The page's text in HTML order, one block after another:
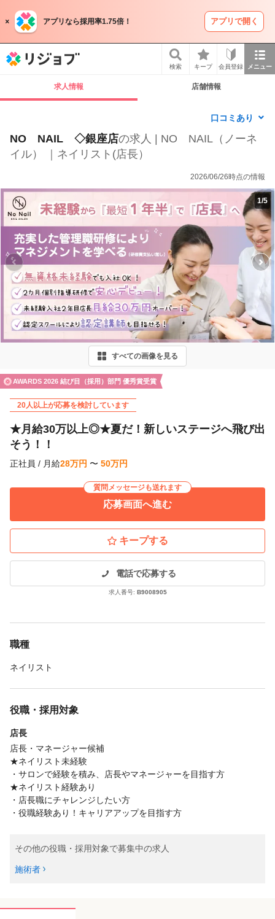
アプリなら採用率1.75倍！ アプリで開く
検索 キープ 会員登録 メニュー
求人情報 店舗情報
口コミあり
NO NAIL ◇銀座店の求人 | NO NAIL（ノーネ
イル） ｜ネイリスト(店長）
2026/06/26時点の情報
1/5
すべての画像を見る
AWARDS 2026 結び目（採用）部門 優秀賞受賞
20人以上が応募を検討しています
★月給30万以上◎★夏だ！新しいステージへ飛び出
そう！！
正社員 / 月給28万円 〜 50万円
質問メッセージも送れます
応募画面へ進む
キープする
電話で応募する
求人番号: B9008905
職種
ネイリスト
役職・採用対象
店長
店長・マネージャー候補
★ネイリスト未経験
・サロンで経験を積み、店長やマネージャーを目指す方
★ネイリスト経験あり
・店長職にチャレンジしたい方
・役職経験あり！キャリアアップを目指す方
その他の役職・採用対象で募集中の求人
施術者